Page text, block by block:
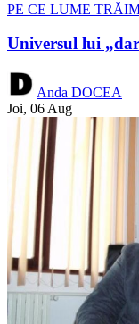
PE CE LUME
Universul lui
Anda DOCEA
Joi, 06 Aug